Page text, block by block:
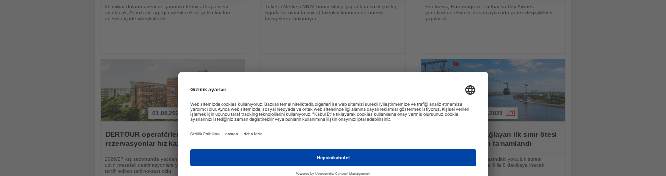
20 milyar doların üzerinde yatırımla terminal kapasitesi
artırılacak, AeroTrain ağı genişletilecek ve yolcu konforu
önemli ölçüde iyileştirilecek
Tüketici Merkezi NRW, housesitting yapanlara sözleşmeler,
sigorta ve olası tazminat talepleri konusunda önemli
tavsiyelerde bulunuyor
Edelweiss, Eurowings ve Lufthansa City Airlines
yönetiminde ekim ve kasım aylarında görev değişiklikleri
yapılacak
Oku
01.08.2026
DERTOUR operatörlerinde
rezervasyonlar hız kazandı
2026/27 kış sezonunda yapılan rezervasyonların yarısı
uzun mesafeli destinasyonlara yönelirken Tayland en çok
tercih edilen tatil noktası oldu
Oku
03.08.2026
kazandırıyor
Yeni platform, klasik tatil paketlerini aile ziyaretleriyle
03.08.2026
Çin ile Rusya'yı bağlayan ilk sınır ötesi
teleferikte ana yapı tamamlandı
Heihe ile Blagoveşçensk arasındaki yolculuk süresi
teleferiğin hizmete girmesiyle 6 ila 8 dakikaya inecek